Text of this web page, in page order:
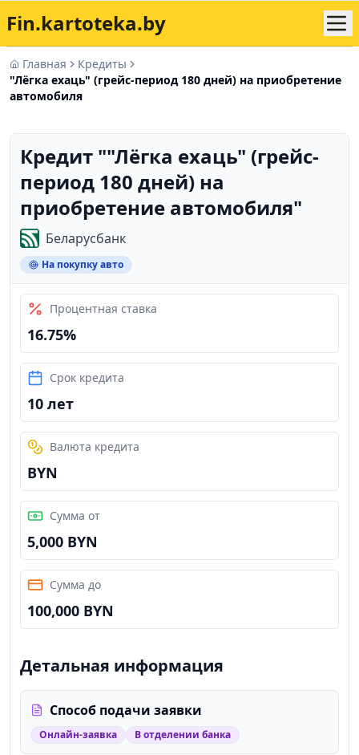
Fin.kartoteka.by
Главная
Кредиты
"Лёгка ехаць" (грейс-период 180 дней) на приобретение
автомобиля
Кредит ""Лёгка ехаць" (грейс-
период 180 дней) на
приобретение автомобиля"
Беларусбанк
На покупку авто
Процентная ставка
16.75%
Срок кредита
10 лет
Валюта кредита
BYN
Сумма от
5,000 BYN
Сумма до
100,000 BYN
Детальная информация
Способ подачи заявки
Онлайн-заявка В отделении банка